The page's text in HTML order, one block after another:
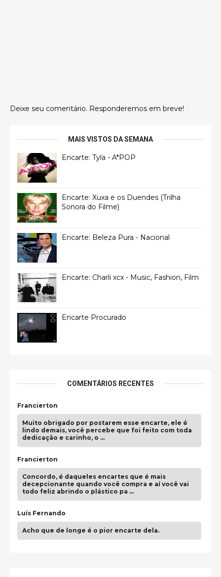
Deixe seu comentário. Responderemos em breve!
MAIS VISTOS DA SEMANA
Encarte: Tyla - A*POP
Encarte: Xuxa e os Duendes (Trilha
Sonora do Filme)
Encarte: Beleza Pura - Nacional
Encarte: Charli xcx - Music, Fashion, Film
Encarte Procurado
COMENTÁRIOS RECENTES
Francierton
Muito obrigado por postarem esse encarte, ele é
lindo demais, você percebe que foi feito com toda
dedicação e carinho, o …
Francierton
Concordo, é daqueles encartes que é mais
decepcionante quando você compra e aí você vai
todo feliz abrindo o plástico pa …
Luís Fernando
Acho que de longe é o pior encarte dela.